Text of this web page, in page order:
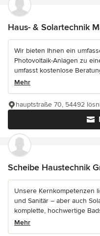
Haus- & Solartechnik
Wir bieten Ihnen ein
Photovoltaik-Anlagen zu
umfasst kostenlose
Mehr
hauptstraße 70, 54492
Scheibe Haustechnik
Unsere Kernkompetenzen
und Sanitär – aber auch
komplette, hochwertige
Mehr